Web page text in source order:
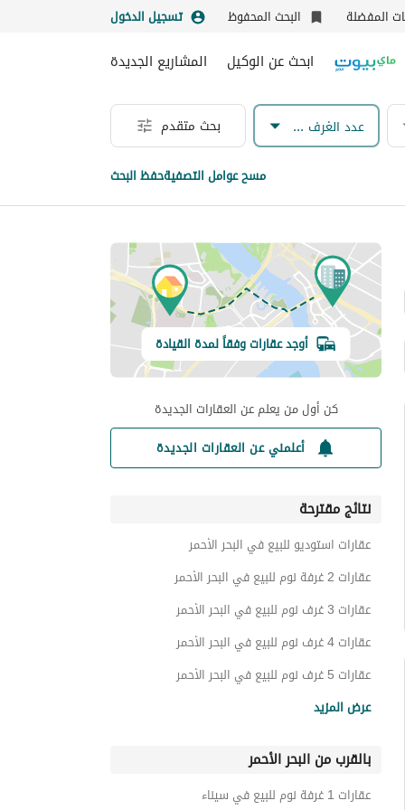
المفضلة البحث المحفوظ تسجيل الدخول
ابحث عن الوكيل المشاريع الجديدة
عدد الغرف & الحمامات بحث متقدم
مسح عوامل التصفيةحفظ البحث
أوجد عقارات وفقاً لمدة القيادة
كن أول من يعلم عن العقارات الجديدة
أعلمني عن العقارات الجديدة
نتائج مقترحة
عقارات استوديو للبيع في البحر الأحمر
عقارات 2 غرفة نوم للبيع في البحر الأحمر
عقارات 3 غرف نوم للبيع في البحر الأحمر
عقارات 4 غرف نوم للبيع في البحر الأحمر
عقارات 5 غرف نوم للبيع في البحر الأحمر
فيلات للبيع في البحر الأحمر
توين هاوس للبيع في البحر الأحمر
عرض المزيد
بالقرب من البحر الأحمر
عقارات 1 غرفة نوم للبيع في سيناء